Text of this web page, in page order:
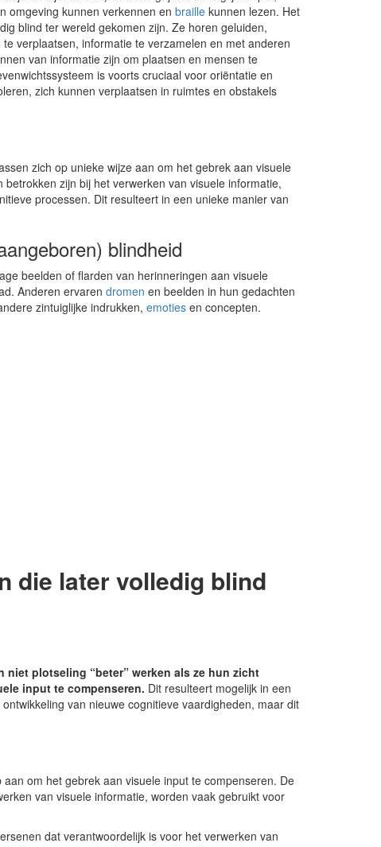
omgeving kunnen verkennen en braille kunnen lezen. Het
blind ter wereld gekomen zijn. Ze horen geluiden,
verplaatsen, informatie te verzamelen en met anderen
van informatie zijn om plaatsen en mensen te
is voorts cruciaal voor oriëntatie en
zich kunnen verplaatsen in ruimtes en obstakels
zich op unieke wijze aan om het gebrek aan visuele
zijn bij het verwerken van visuele informatie,
processen. Dit resulteert in een unieke manier van
blindheid
beelden of flarden van herinneringen aan visuele
Anderen ervaren dromen en beelden in hun gedachten
zintuiglijke indrukken, emoties en concepten.
die later volledig blind
plotseling “beter” werken als ze hun zicht
input te compenseren. Dit resulteert mogelijk in een
van nieuwe cognitieve vaardigheden, maar dit
om het gebrek aan visuele input te compenseren. De
van visuele informatie, worden vaak gebruikt voor
dat verantwoordelijk is voor het verwerken van